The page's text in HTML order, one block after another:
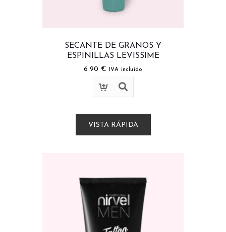
SECANTE DE GRANOS Y
ESPINILLAS LEVISSIME
6.90 € IVA incluido
VISTA RÁPIDA